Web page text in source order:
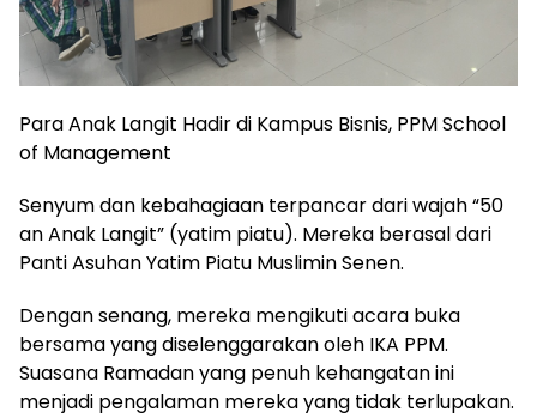
Para Anak Langit Hadir di Kampus Bisnis, PPM School
of Management
Senyum dan kebahagiaan terpancar dari wajah “50
an Anak Langit” (yatim piatu). Mereka berasal dari
Panti Asuhan Yatim Piatu Muslimin Senen.
Dengan senang, mereka mengikuti acara buka
bersama yang diselenggarakan oleh IKA PPM.
Suasana Ramadan yang penuh kehangatan ini
menjadi pengalaman mereka yang tidak terlupakan.